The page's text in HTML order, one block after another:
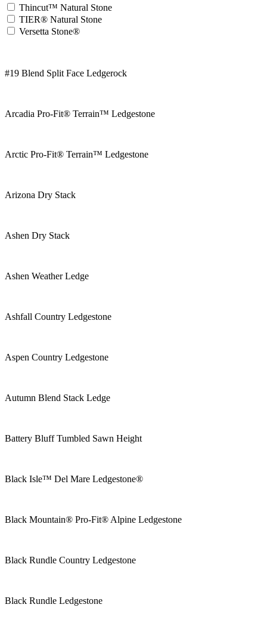
Thincut™ Natural Stone
TIER® Natural Stone
Versetta Stone®
#19 Blend Split Face Ledgerock
Arcadia Pro-Fit® Terrain™ Ledgestone
Arctic Pro-Fit® Terrain™ Ledgestone
Arizona Dry Stack
Ashen Dry Stack
Ashen Weather Ledge
Ashfall Country Ledgestone
Aspen Country Ledgestone
Autumn Blend Stack Ledge
Battery Bluff Tumbled Sawn Height
Black Isle™ Del Mare Ledgestone®
Black Mountain® Pro-Fit® Alpine Ledgestone
Black Rundle Country Ledgestone
Black Rundle Ledgestone